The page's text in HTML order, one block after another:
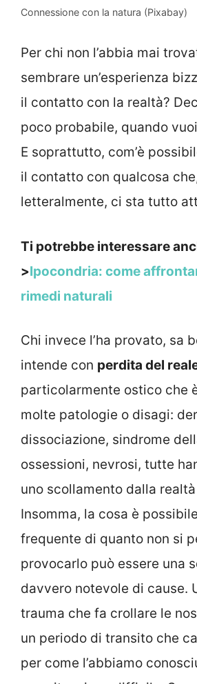
Connessione con la natura (Pixabay)
Per chi non l’abbia mai
sembrare un’esperienza
il contatto con la realtà?
poco probabile, quando
E soprattutto, com’è
il contatto con qualcosa
letteralmente, ci sta tutto
Ti potrebbe interessare
>Ipocondria: come
rimedi naturali
Chi invece l’ha provato, sa
intende con perdita del
particolarmente ostico che
molte patologie o disagi:
dissociazione, sindrome
ossessioni, nevrosi, tutte
uno scollamento dalla
Insomma, la cosa è
frequente di quanto non si
provocarlo può essere una
davvero notevole di cause.
trauma che fa crollare le
un periodo di transito che
per come l’abbiamo